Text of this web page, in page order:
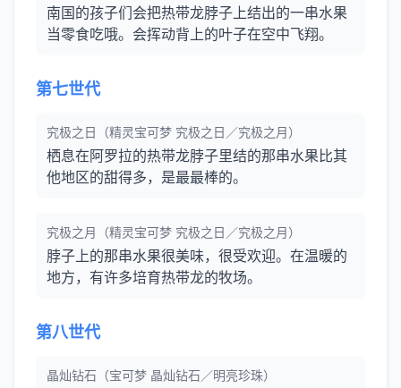
南国的孩子们会把热带龙脖子上结出的一串水果
当零食吃哦。会挥动背上的叶子在空中飞翔。
第七世代
究极之日（精灵宝可梦 究极之日／究极之月）
栖息在阿罗拉的热带龙脖子里结的那串水果比其
他地区的甜得多，是最最棒的。
究极之月（精灵宝可梦 究极之日／究极之月）
脖子上的那串水果很美味，很受欢迎。在温暖的
地方，有许多培育热带龙的牧场。
第八世代
晶灿钻石（宝可梦 晶灿钻石／明亮珍珠）